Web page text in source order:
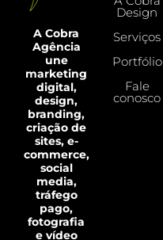
A Cobra
Agência
une
marketing
digital,
design,
branding,
criação de
sites, e-
commerce,
social
media,
tráfego
pago,
fotografia
e vídeo
Design
Serviços
Portfólio
Fale
conosco